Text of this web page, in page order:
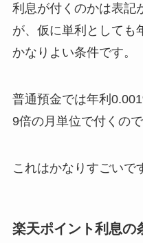
利息が付くのかは表記
が、仮に単利としても
かなりよい条件です。
普通預金では年利
9倍の月単位で付くので
これはかなりすごいで
楽天ポイント利息の